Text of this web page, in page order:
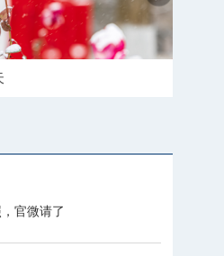
官微请了